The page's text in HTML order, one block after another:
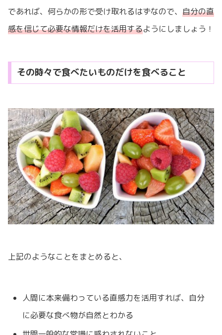
であれば、何らかの形で受け取れるはずなので、 自分の直
感を信じて必要な情報だけを活用するようにしましょう！
その時々で食べたいものだけを食べること
上記のようなことをまとめると、
人間に本来備わっている直感力を活用すれば、自分
に必要な食べ物が自然とわかる